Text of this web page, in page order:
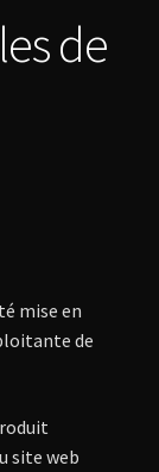
de
mise en
de
site web